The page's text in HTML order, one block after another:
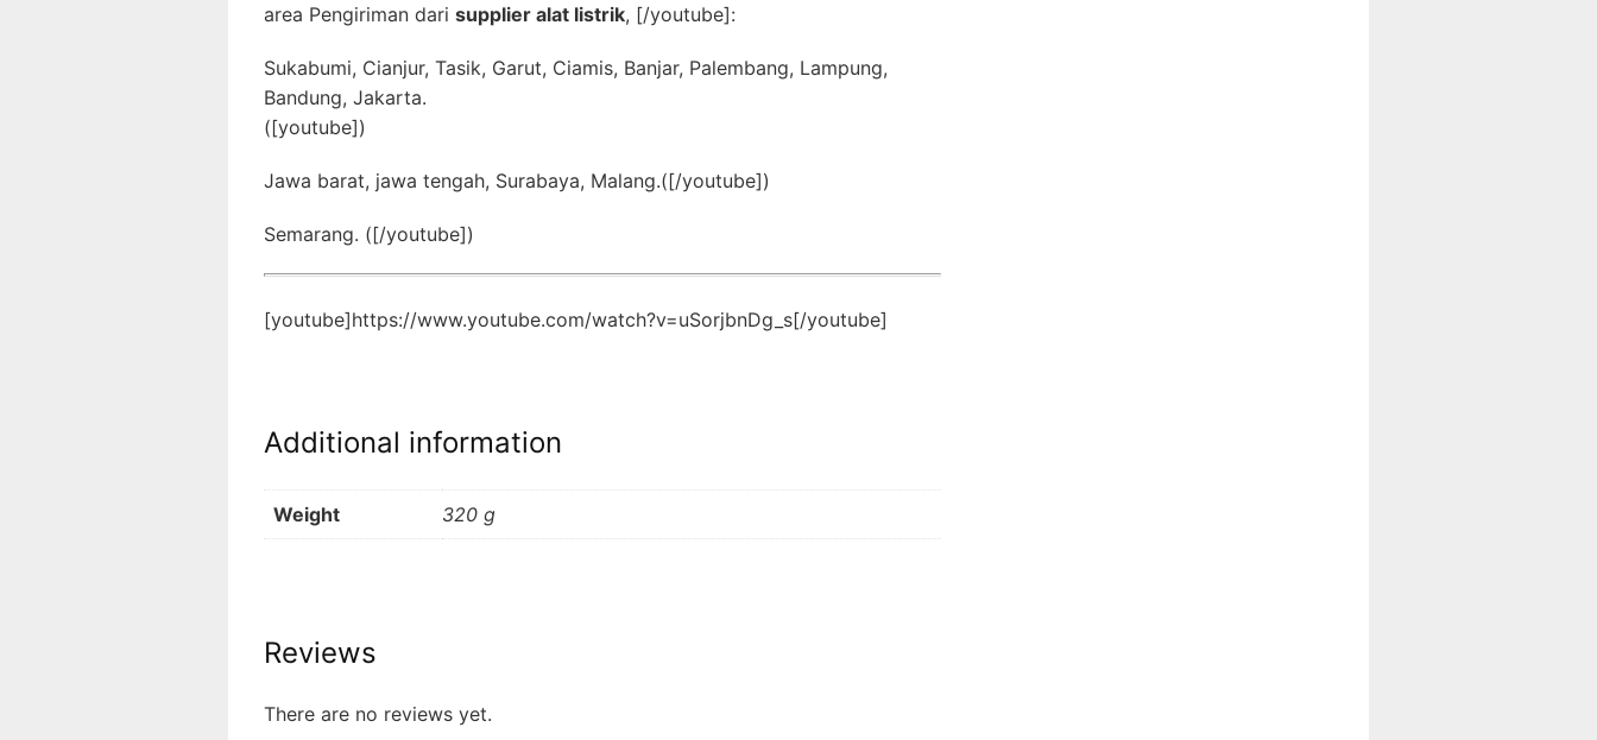
area Pengiriman dari supplier alat listrik, [/youtube]:
Sukabumi, Cianjur, Tasik, Garut, Ciamis, Banjar, Palembang, Lampung,
Bandung, Jakarta.
([youtube])
Jawa barat, jawa tengah, Surabaya, Malang.([/youtube])
Semarang. ([/youtube])
[youtube]https://www.youtube.com/watch?v=uSorjbnDg_s[/youtube]
Additional information
Weight 320 g
Reviews
There are no reviews yet.